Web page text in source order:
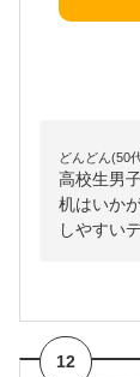
どんどん(50
高校生男
机はいか
しやすい
12